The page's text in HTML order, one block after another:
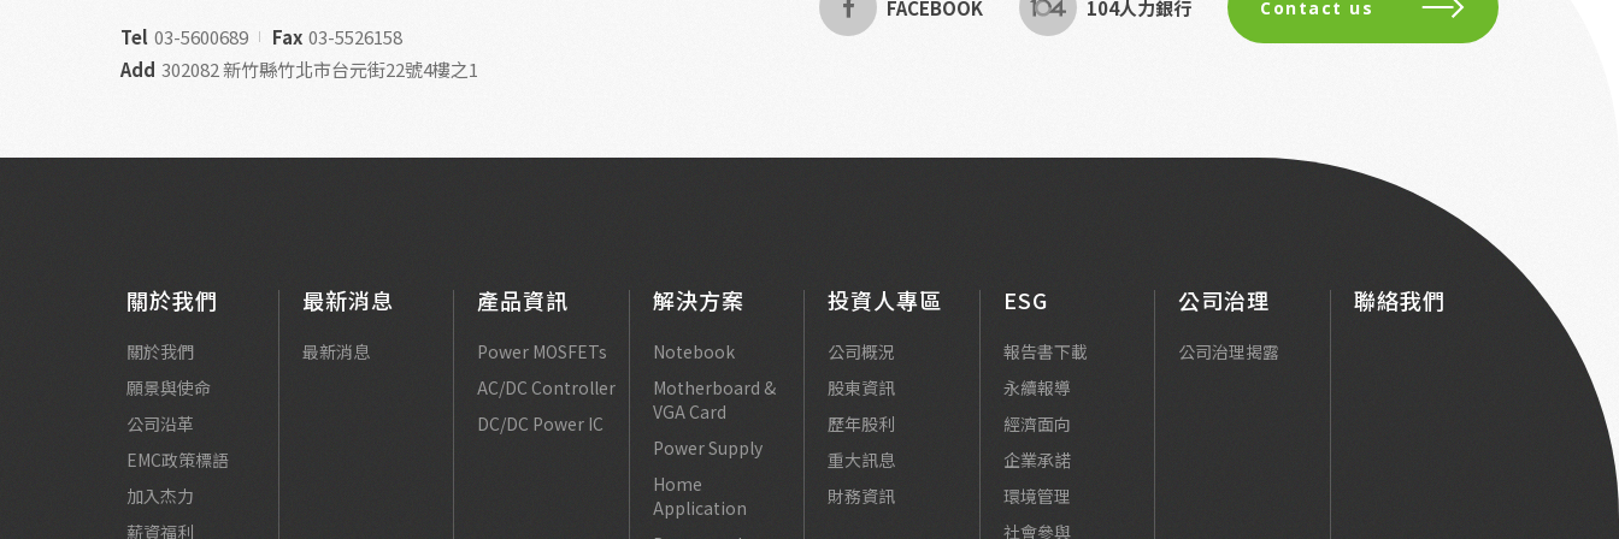
Tel 03-5600689 Fax 03-5526158
Add 302082 新竹縣竹北市台元街22號4樓之1
FACEBOOK 104人力銀行 Contact us
關於我們
關於我們
願景與使命
公司沿革
EMC政策標語
加入杰力
薪資福利
最新消息
最新消息
產品資訊
Power MOSFETs
AC/DC Controller
DC/DC Power IC
解決方案
Notebook
Motherboard &
VGA Card
Power Supply
Home
Application
投資人專區
公司概況
股東資訊
歷年股利
重大訊息
財務資訊
ESG
報告書下載
永續報導
經濟面向
企業承諾
環境管理
社會參與
公司治理
公司治理揭露
聯絡我們